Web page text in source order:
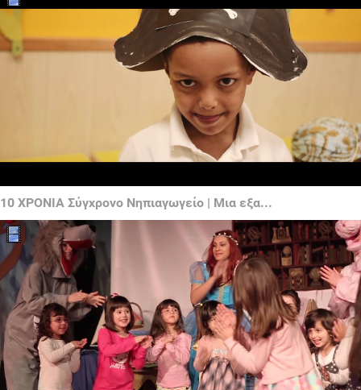
10 ΧΡΟΝΙΑ Σύγχρονο Νηπιαγωγείο | Μια εξα...